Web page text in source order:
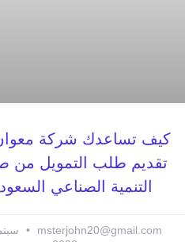
كيف تساعدك شركة
تقديم طلب التمويل من
التنمية الصناعي
msterjohn20@gmail.com